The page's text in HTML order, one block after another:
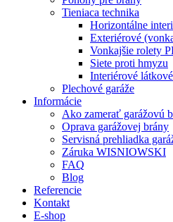
Tieniaca technika
Horizontálne
Exteriérové
Vonkajšie rolety
Siete proti hmyzu
Interiérové
Plechové garáže
Informácie
Ako zamerať garážovú
Oprava garážovej brány
Servisná prehliadka
Záruka WISNIOWSKI
FAQ
Blog
Referencie
Kontakt
E-shop